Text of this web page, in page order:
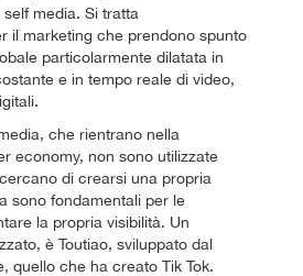
media. Si tratta
il marketing che prendono spunto
particolarmente dilatata in
e in tempo reale di video,
che rientrano nella
economy, non sono utilizzate
di crearsi una propria
sono fondamentali per le
la propria visibilità. Un
è Toutiao, sviluppato dal
quello che ha creato Tik Tok.